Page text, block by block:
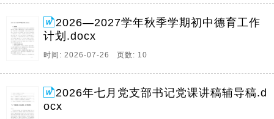
2026—2027学年秋季学期初中德育工作
计划.docx
时间: 2026-07-26 页数: 10
2026年七月党支部书记党课讲稿辅导稿.d
ocx